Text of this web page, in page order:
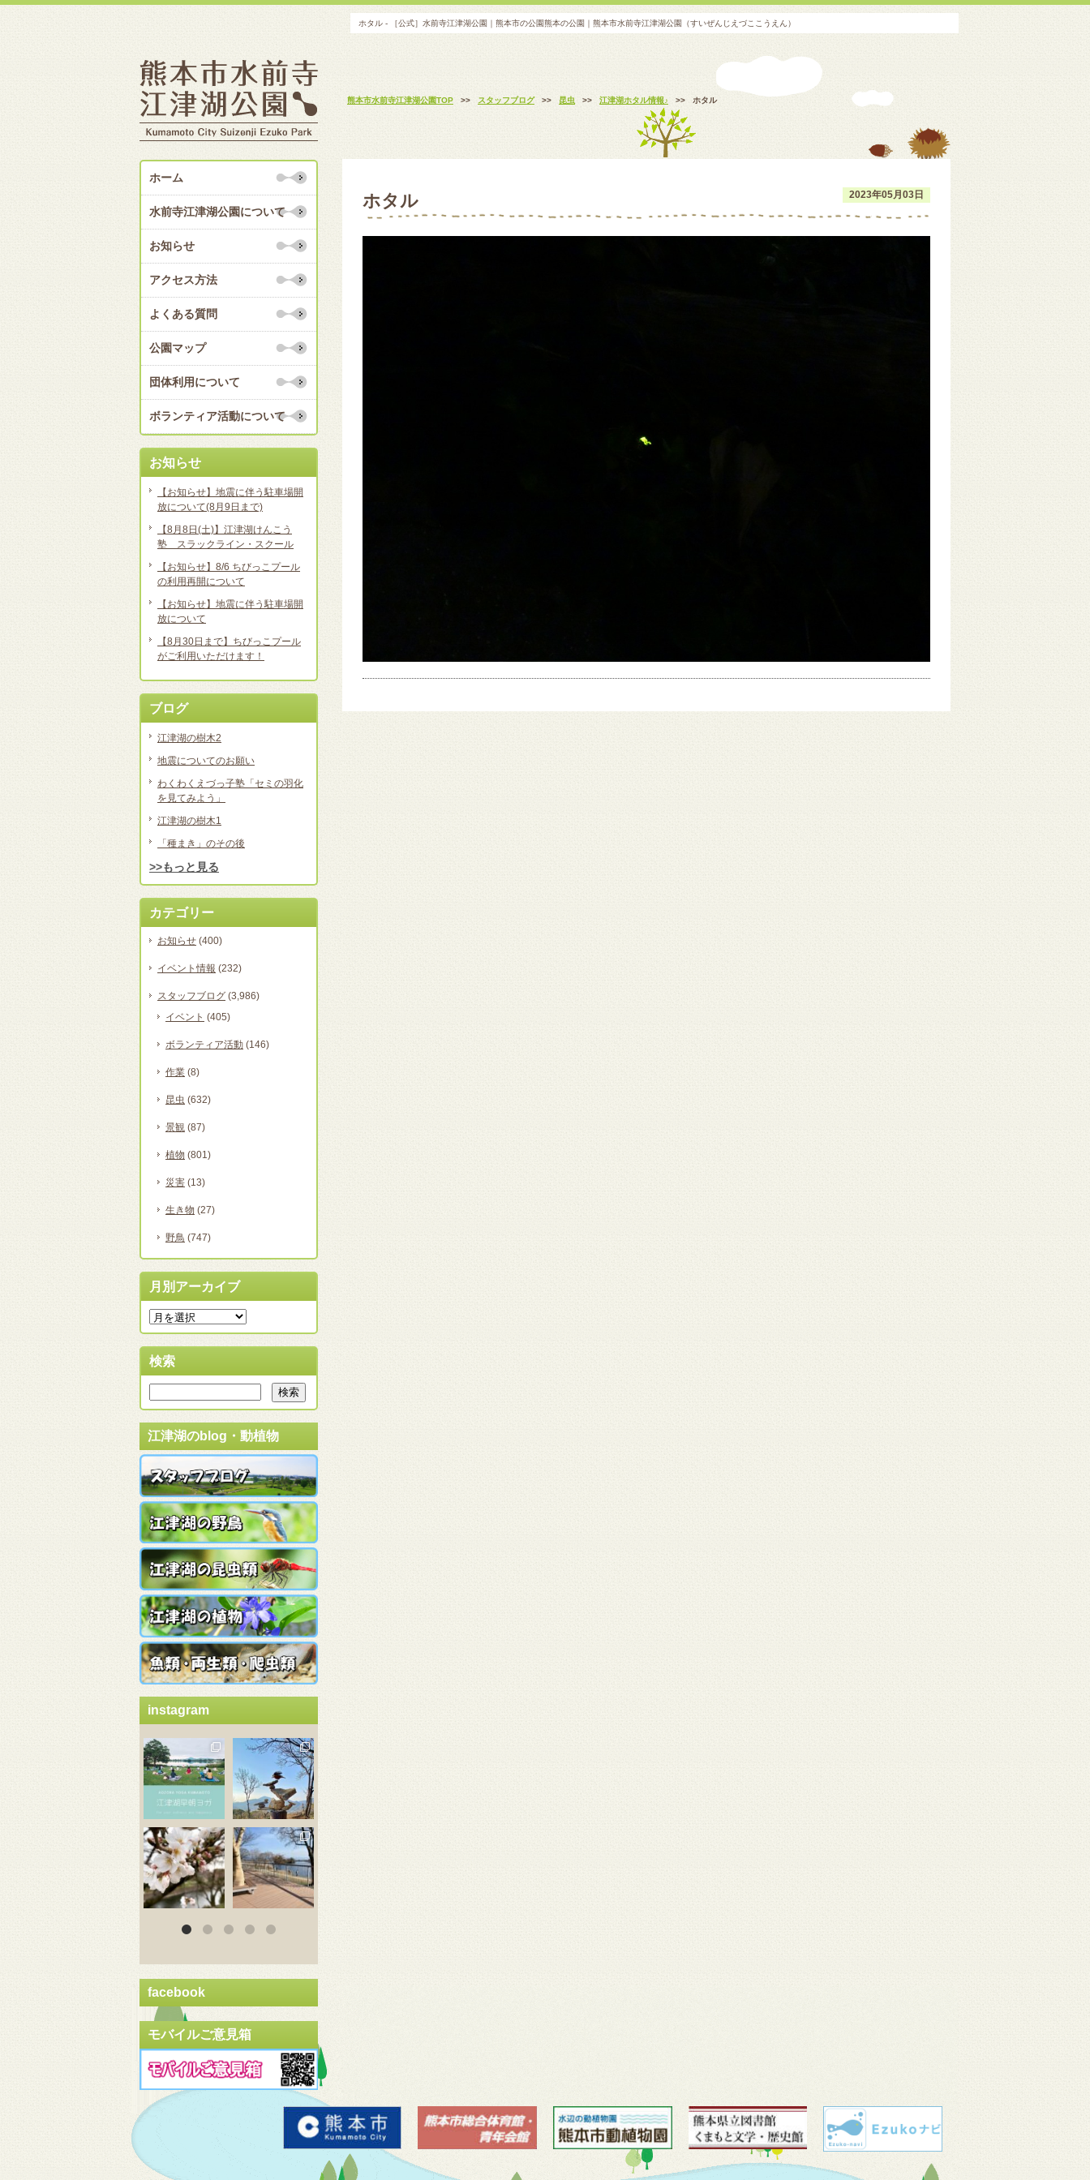
ホタル - ［公式］水前寺江津湖公園｜熊本市の公園熊本の公園｜熊本市水前寺江津湖公園（すいぜんじえづここうえん）
熊本市水前寺江津湖公園TOP >> スタッフブログ >> 昆虫 >> 江津湖ホタル情報♪ >> ホタル
2023年05月03日
ホタル
ホーム
水前寺江津湖公園について
お知らせ
アクセス方法
よくある質問
公園マップ
団体利用について
ボランティア活動について
お知らせ
【お知らせ】地震に伴う駐車場開
放について(8月9日まで)
【8月8日(土)】江津湖けんこう
塾 スラックライン・スクール
【お知らせ】8/6 ちびっこプール
の利用再開について
【お知らせ】地震に伴う駐車場開
放について
【8月30日まで】ちびっこプール
がご利用いただけます！
ブログ
江津湖の樹木2
地震についてのお願い
わくわくえづっ子塾「セミの羽化
を見てみよう」
江津湖の樹木1
「種まき」のその後
>>もっと見る
カテゴリー
お知らせ (400)
イベント情報 (232)
スタッフブログ (3,986)
イベント (405)
ボランティア活動 (146)
作業 (8)
昆虫 (632)
景観 (87)
植物 (801)
災害 (13)
生き物 (27)
野鳥 (747)
月別アーカイブ
検索
江津湖のblog・動植物
instagram
3月 20
3月 18
3月 18
facebook
モバイルご意見箱